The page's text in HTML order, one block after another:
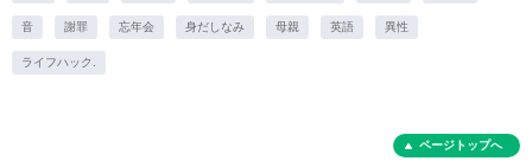
音 謝罪 忘年会 身だしなみ 母親 英語 異性
ライフハック.
ページトップへ